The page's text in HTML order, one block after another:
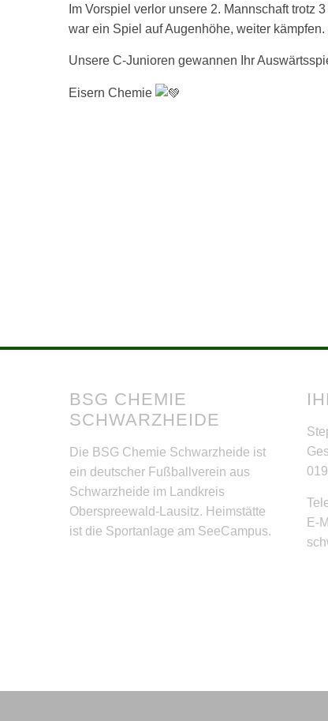
Im Vorspiel verlor unsere 2. Mannschaft trotz
war ein Spiel auf Augenhöhe, weiter kämpfen.
Unsere C-Junioren gewannen Ihr
Eisern Chemie
BSG CHEMIE
SCHWARZHEIDE
Die BSG Chemie Schwarzheide ist
ein deutscher Fußballverein aus
Schwarzheide im Landkreis
Oberspreewald-Lausitz. Heimstätte
ist die Sportanlage am SeeCampus.
E-